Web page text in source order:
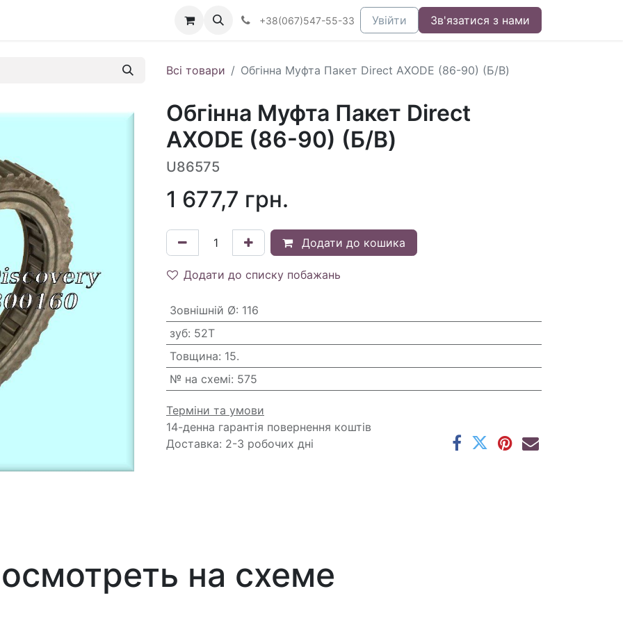
+38(067)547-55-33 Увійти Зв'язатися з нами
Всі товари Обгінна Муфта Пакет Direct AXODE (86-90) (Б/В)
Обгінна Муфта Пакет Direct
AXODE (86-90) (Б/В)
U86575
1 677,7 грн.
Додати до кошика
Додати до списку побажань
Зовнішній Ø: 116
зуб: 52T
Товщина: 15.
№ на схемі: 575
Терміни та умови
14-денна гарантія повернення коштів
Доставка: 2-3 робочих дні
на схеме